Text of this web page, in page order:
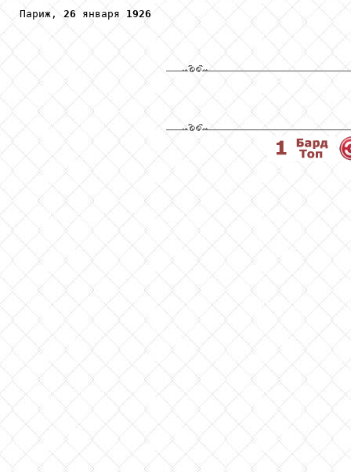
Париж, 26 января 1926